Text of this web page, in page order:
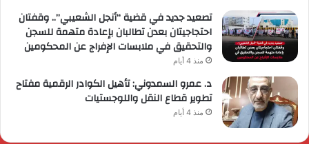
تصعيد جديد في قضية “أنجل الشعيبي”.. وقفتان
احتجاجيتان بعدن تطالبان بإعادة متهمة للسجن
والتحقيق في ملابسات الإفراج عن المحكومين
منذ 4 أيام
د. عمرو السمدوني: تأهيل الكوادر الرقمية مفتاح
تطوير قطاع النقل واللوجستيات
منذ 4 أيام